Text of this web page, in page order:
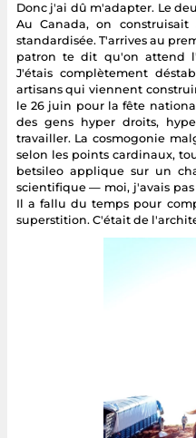
Donc j'ai dû m'adapter. Le
Au Canada, on
standardisée. T'arrives au
patron te dit qu'on attend
J'étais complètement
artisans qui viennent
le 26 juin pour la fête
des gens hyper droits,
travailler. La cosmogonie
selon les points cardinaux,
betsileo applique sur un
scientifique — moi, j'avais
Il a fallu du temps pour
superstition. C'était de